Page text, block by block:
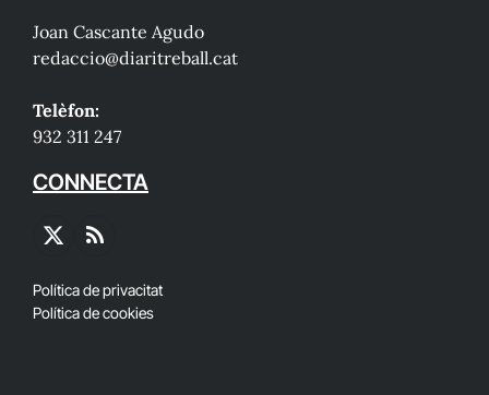
Joan Cascante Agudo
redaccio@diaritreball.cat
Telèfon:
932 311 247
CONNECTA
X
RSS
Política de privacitat
Política de cookies